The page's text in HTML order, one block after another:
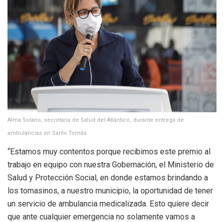
Alma Solano, secretaria de Salud del Atlántico, durante entrega de
ambulancias en Santo Tomás
“Estamos muy contentos porque recibimos este premio al
trabajo en equipo con nuestra Gobernación, el Ministerio de
Salud y Protección Social, en donde estamos brindando a
los tomasinos, a nuestro municipio, la oportunidad de tener
un servicio de ambulancia medicalizada. Esto quiere decir
que ante cualquier emergencia no solamente vamos a